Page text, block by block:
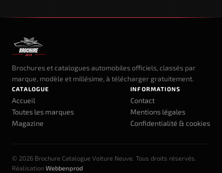
Brochures et catalogues automobiles officiels, classés par
marque, modèle et millésime, à télécharger gratuitement.
CATALOGUE
Accueil
Toutes les marques
Magazine
INFORMATIONS
Contact
Mentions légales
Confidentialité & cookies
© 2026 Brochure Catalogue Voiture Neuve. Tous droits réservés.
RéalisationWebbenprod